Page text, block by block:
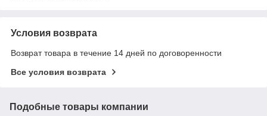
Условия возврата
Возврат товара в течение 14 дней по договоренности
Все условия возврата
Подобные товары компании